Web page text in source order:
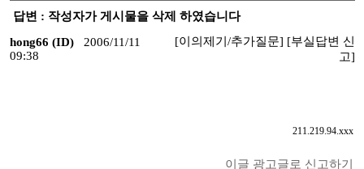
답변 : 작성자가 게시물을 삭제 하였습니다
hong66 (ID)
2006/11/11
09:38
[이의제기/추가질문] [부실답변 신
고]
211.219.94.xxx
이글 광고글로 신고하기